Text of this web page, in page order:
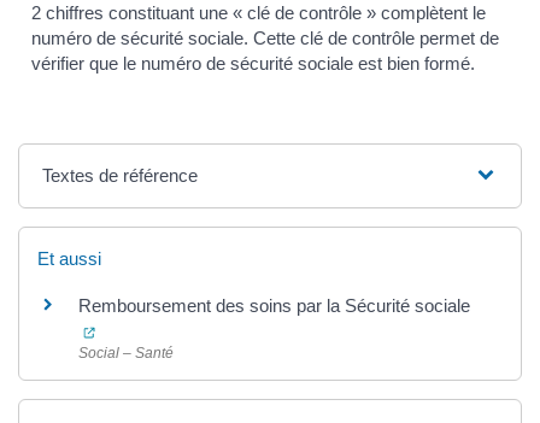
2 chiffres constituant une « clé de contrôle » complètent le
numéro de sécurité sociale. Cette clé de contrôle permet de
vérifier que le numéro de sécurité sociale est bien formé.
Textes de référence
Et aussi
Remboursement des soins par la Sécurité sociale
(ouverture dans un nouvel onglet)
Social – Santé